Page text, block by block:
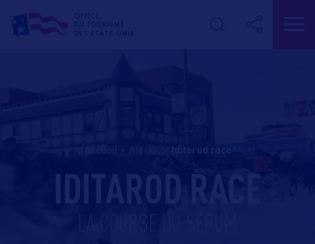
IDITAROD RACE